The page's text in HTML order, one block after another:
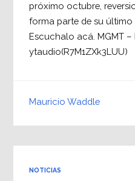
próximo octubre,
forma parte de su
Escuchalo acá. MGMT –
ytaudio(R7M1ZXk3LUU)
Mauricio Waddle
NOTICIAS